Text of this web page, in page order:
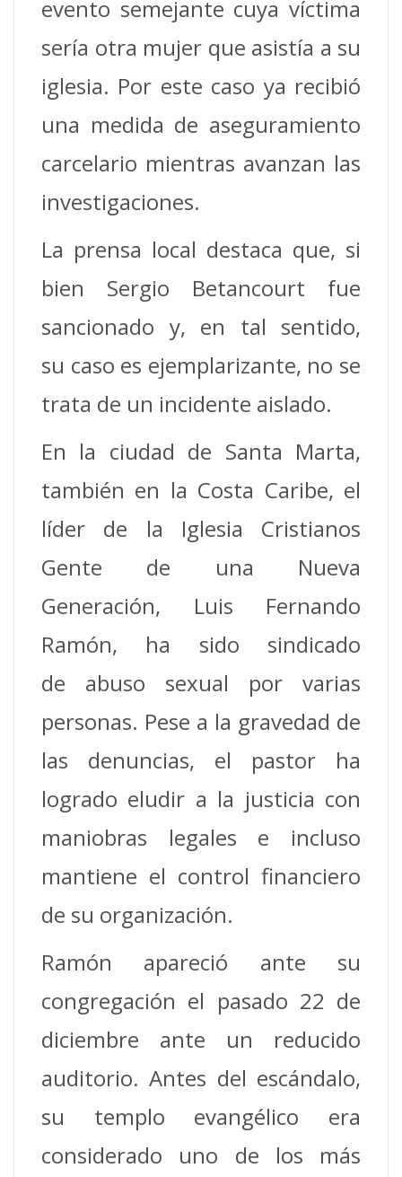
evento semejante cuya víctima
sería otra mujer que asistía a su
iglesia. Por este caso ya recibió
una medida de aseguramiento
carcelario mientras avanzan las
investigaciones.
La prensa local destaca que, si
bien Sergio Betancourt fue
sancionado y, en tal sentido,
su caso es ejemplarizante, no se
trata de un incidente aislado.
En la ciudad de Santa Marta,
también en la Costa Caribe, el
líder de la Iglesia Cristianos
Gente de una Nueva
Generación, Luis Fernando
Ramón, ha sido sindicado
de abuso sexual por varias
personas. Pese a la gravedad de
las denuncias, el pastor ha
logrado eludir a la justicia con
maniobras legales e incluso
mantiene el control financiero
de su organización.
Ramón apareció ante su
congregación el pasado 22 de
diciembre ante un reducido
auditorio. Antes del escándalo,
su templo evangélico era
considerado uno de los más